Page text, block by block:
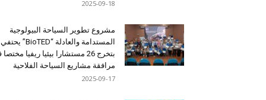
2025-09-18
مشروع تطوير السياحة البيولوجية
المستدامة والعادلة “BioTED” يحتفي
بتخرج 26 مستشارا بيئيا ريفيا
مرافقة مشاريع السياحة الفلاحية
2025-09-17